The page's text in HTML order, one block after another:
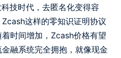
技时代，去匿名化变得容
这样的零知识证明协议
时间增加，Zcash价格有望
融系统完全拥抱，就像现金